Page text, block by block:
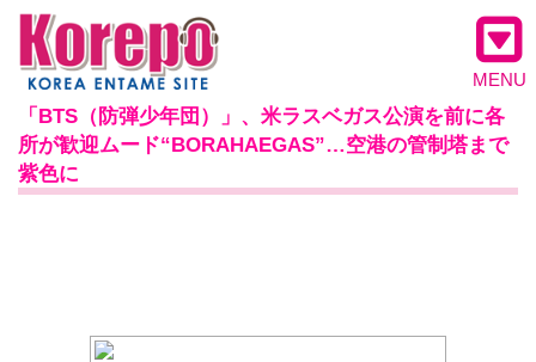
MENU
「BTS（防弾少年団）」、米ラスベガス公演を前に各
所が歓迎ムード“BORAHAEGAS”…空港の管制塔まで
紫色に